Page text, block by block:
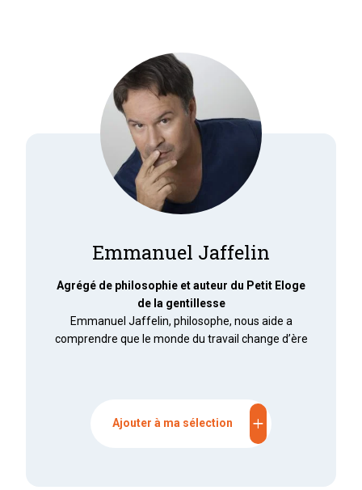
Emmanuel Jaffelin
Agrégé de philosophie et auteur du Petit Eloge
de la gentillesse
Emmanuel Jaffelin, philosophe, nous aide a
comprendre que le monde du travail change d’ère
Ajouter à ma sélection add